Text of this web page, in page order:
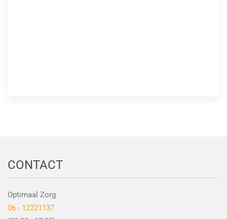
CONTACT
Optimaal Zorg
06 - 12221137